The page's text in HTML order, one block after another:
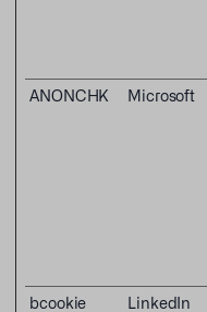
ANONCHK Microsoft
bcookie LinkedIn